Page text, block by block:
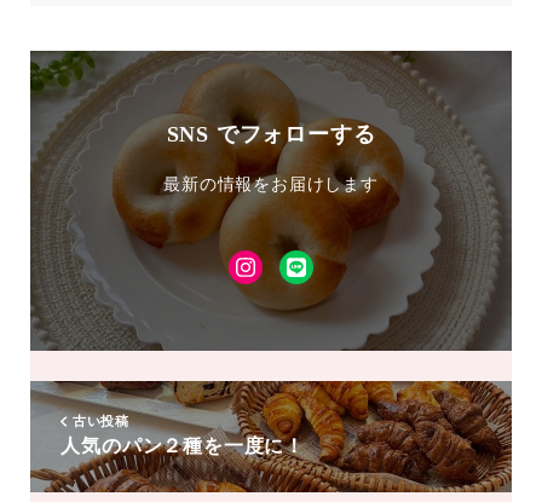
SNS でフォローする
最新の情報をお届けします
Instagram
LINE
友
達
追
加
古い投稿
人気のパン２種を一度に！